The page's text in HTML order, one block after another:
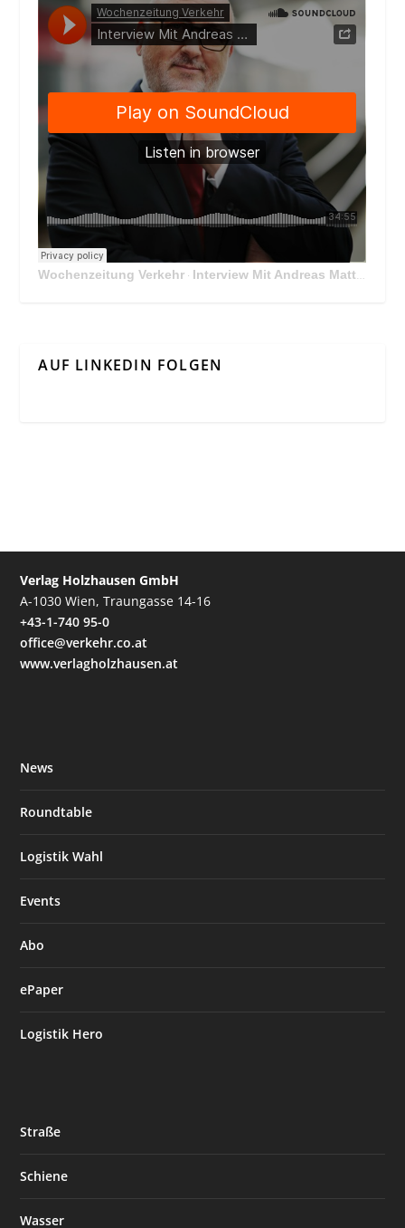
Wochenzeitung Verkehr · Interview Mit Andreas Matthä, CEO der ÖBB Holding
AUF LINKEDIN FOLGEN
Verlag Holzhausen GmbH
A-1030 Wien, Traungasse 14-16
+43-1-740 95-0
office@verkehr.co.at
www.verlagholzhausen.at
News
Roundtable
Logistik Wahl
Events
Abo
ePaper
Logistik Hero
Straße
Schiene
Wasser